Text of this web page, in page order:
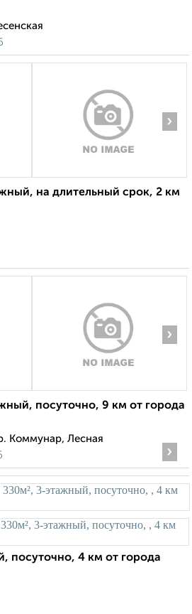
›
на длительный срок, 2 км
›
посуточно, 9 км от города
Коммунар, Лесная
›
посуточно, 4 км от города